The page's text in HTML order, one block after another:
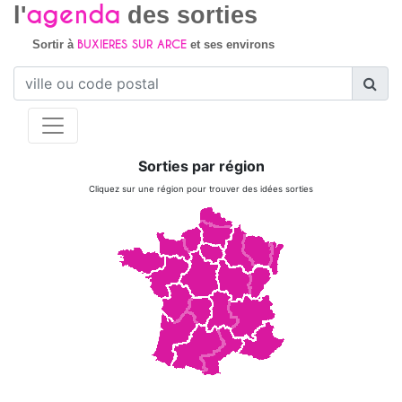
l'agenda des sorties
Sortir à BUXIERES SUR ARCEet ses environs
Sorties par région
Cliquez sur une région pour trouver des idées sorties